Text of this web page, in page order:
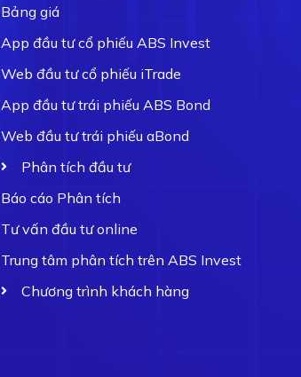
Bảng giá
App đầu tư cổ phiếu ABS Invest
Web đầu tư cổ phiếu iTrade
App đầu tư trái phiếu ABS Bond
Web đầu tư trái phiếu aBond
Phân tích đầu tư
Báo cáo Phân tích
Tư vấn đầu tư online
Trung tâm phân tích trên ABS Invest
Chương trình khách hàng